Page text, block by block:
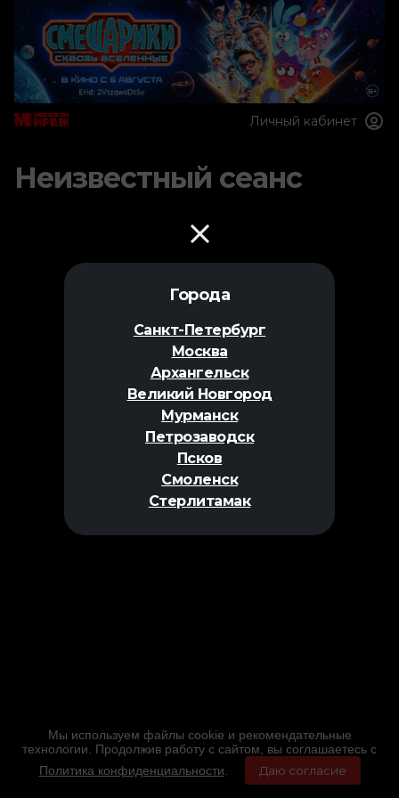
Города
Санкт-Петербург
Москва
Архангельск
Великий Новгород
Мурманск
Петрозаводск
Псков
Смоленск
Стерлитамак
Личный кабинет
Неизвестный сеанс
Мы используем файлы cookie и рекомендательные
технологии. Продолжив работу с сайтом, вы соглашаетесь с
Политика конфиденциальности
Даю согласие